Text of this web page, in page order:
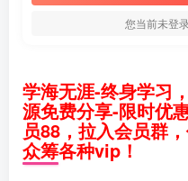
您当前未登
学海无涯-终身学习，
源免费分享-限时优
员88，拉入会员群
众筹各种vip！